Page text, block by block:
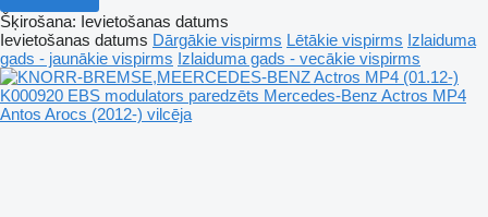
Šķirošana: Ievietošanas datums
Ievietošanas datums Dārgākie vispirms Lētākie vispirms Izlaiduma
gads - jaunākie vispirms Izlaiduma gads - vecākie vispirms